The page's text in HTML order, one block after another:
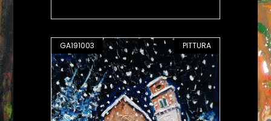
GA191003 PITTURA